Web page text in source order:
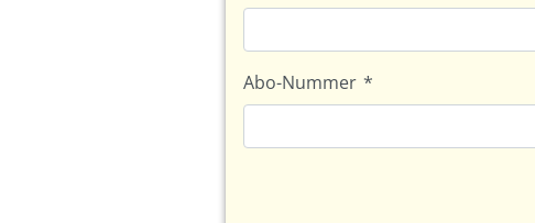
Abo-Nummer *